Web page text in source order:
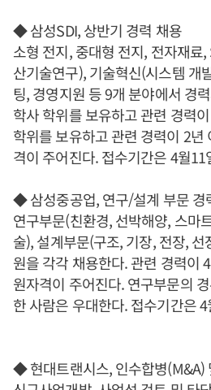
◆ 삼성SDI, 상반기 경력 채용
소형 전지, 중대형 전지, 전자재료
산기술연구), 기술혁신(시스템 개
팅, 경영지원 등 9개 분야에서 경
학사 학위를 보유하고 관련 경력
학위를 보유하고 관련 경력이 2년
격이 주어진다. 접수기간은 4월
◆ 삼성중공업, 연구/설계 부문 경
연구부문(친환경, 선박해양, 스마
술), 설계부문(구조, 기장, 전장,
원을 각각 채용한다. 관련 경력이
원자격이 주어진다. 연구부문의
한 사람은 우대한다. 접수기간은
◆ 현대트랜시스, 인수합병(M&A)